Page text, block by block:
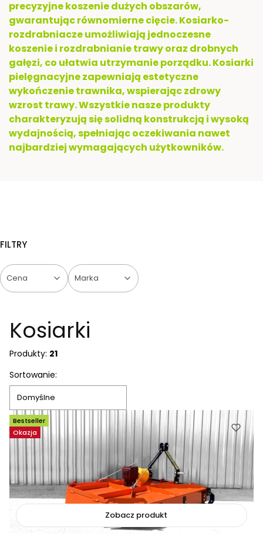
precyzyjne koszenie dużych obszarów,
gwarantując równomierne cięcie. Kosiarko-
rozdrabniacze umożliwiają jednoczesne
koszenie i rozdrabnianie trawy oraz drobnych
gałęzi, co ułatwia utrzymanie porządku. Kosiarki
pielęgnacyjne zapewniają estetyczne
wykończenie trawnika, wspierając zdrowy
wzrost trawy. Wszystkie nasze produkty
charakteryzują się solidną konstrukcją i wysoką
wydajnością, spełniając oczekiwania nawet
najbardziej wymagających użytkowników.
FILTRY
Cena Marka
Kosiarki
Produkty: 21
Lista produktów
Sortowanie:
Domyślne
Okazja
Bestseller
Zobacz produkt